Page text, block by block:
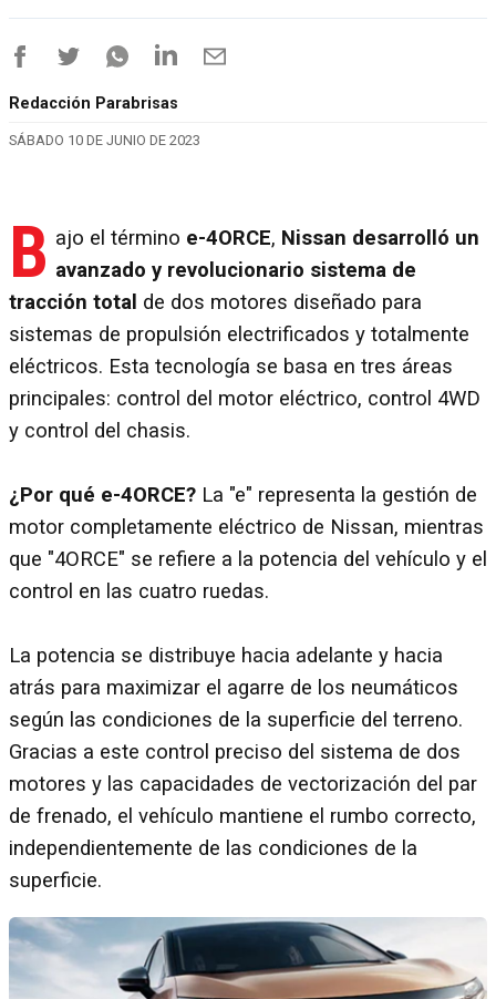
Redacción Parabrisas
SÁBADO 10 DE JUNIO DE 2023
B ajo el término e-4ORCE, Nissan desarrolló un
avanzado y revolucionario sistema de
tracción total de dos motores diseñado para
sistemas de propulsión electrificados y totalmente
eléctricos. Esta tecnología se basa en tres áreas
principales: control del motor eléctrico, control 4WD
y control del chasis.
¿Por qué e-4ORCE? La "e" representa la gestión de
motor completamente eléctrico de Nissan, mientras
que "4ORCE" se refiere a la potencia del vehículo y el
control en las cuatro ruedas.
La potencia se distribuye hacia adelante y hacia
atrás para maximizar el agarre de los neumáticos
según las condiciones de la superficie del terreno.
Gracias a este control preciso del sistema de dos
motores y las capacidades de vectorización del par
de frenado, el vehículo mantiene el rumbo correcto,
independientemente de las condiciones de la
superficie.